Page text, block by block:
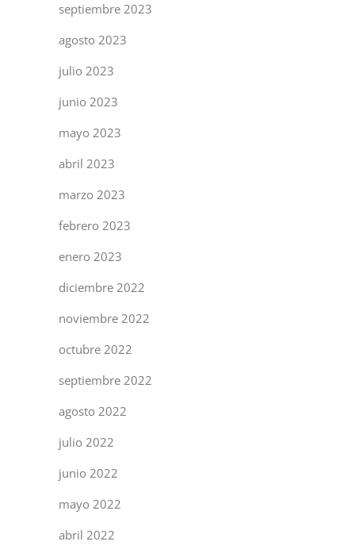
septiembre 2023
agosto 2023
julio 2023
junio 2023
mayo 2023
abril 2023
marzo 2023
febrero 2023
enero 2023
diciembre 2022
noviembre 2022
octubre 2022
septiembre 2022
agosto 2022
julio 2022
junio 2022
mayo 2022
abril 2022